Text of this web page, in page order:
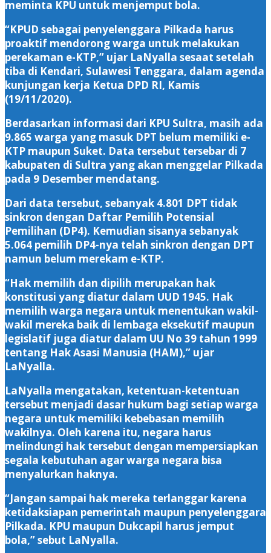
meminta KPU untuk menjemput bola.
“KPUD sebagai penyelenggara Pilkada harus
proaktif mendorong warga untuk melakukan
perekaman e-KTP,” ujar LaNyalla sesaat setelah
tiba di Kendari, Sulawesi Tenggara, dalam agenda
kunjungan kerja Ketua DPD RI, Kamis
(19/11/2020).
Berdasarkan informasi dari KPU Sultra, masih ada
9.865 warga yang masuk DPT belum memiliki e-
KTP maupun Suket. Data tersebut tersebar di 7
kabupaten di Sultra yang akan menggelar Pilkada
pada 9 Desember mendatang.
Dari data tersebut, sebanyak 4.801 DPT tidak
sinkron dengan Daftar Pemilih Potensial
Pemilihan (DP4). Kemudian sisanya sebanyak
5.064 pemilih DP4-nya telah sinkron dengan DPT
namun belum merekam e-KTP.
“Hak memilih dan dipilih merupakan hak
konstitusi yang diatur dalam UUD 1945. Hak
memilih warga negara untuk menentukan wakil-
wakil mereka baik di lembaga eksekutif maupun
legislatif juga diatur dalam UU No 39 tahun 1999
tentang Hak Asasi Manusia (HAM),” ujar
LaNyalla.
LaNyalla mengatakan, ketentuan-ketentuan
tersebut menjadi dasar hukum bagi setiap warga
negara untuk memiliki kebebasan memilih
wakilnya. Oleh karena itu, negara harus
melindungi hak tersebut dengan mempersiapkan
segala kebutuhan agar warga negara bisa
menyalurkan haknya.
“Jangan sampai hak mereka terlanggar karena
ketidaksiapan pemerintah maupun penyelenggara
Pilkada. KPU maupun Dukcapil harus jemput
bola,” sebut LaNyalla.